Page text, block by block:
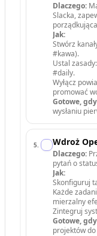
Dlaczego:
Slacka,
Jak:
Stwórz
#kawa).
Ustal
#daily.
Wyłącz
promować
Gotowe,
wysłaniu
5. Wdroż
Dlaczego:
pytań o
Jak:
Skonfiguruj
Każde
mierzalny
Zintegruj
Gotowe,
projektów